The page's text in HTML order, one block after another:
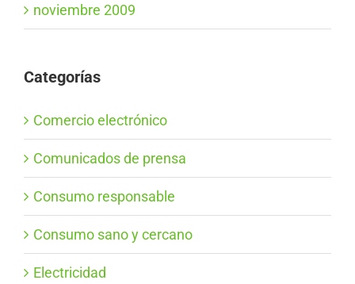
noviembre 2009
Categorías
Comercio electrónico
Comunicados de prensa
Consumo responsable
Consumo sano y cercano
Electricidad